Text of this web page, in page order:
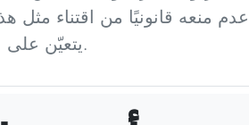
منعه قانونيًا من اقتناء
يتعيّن على البائع التحقق من هوية المشتري وسنه قبل إتمام عملية البيع.